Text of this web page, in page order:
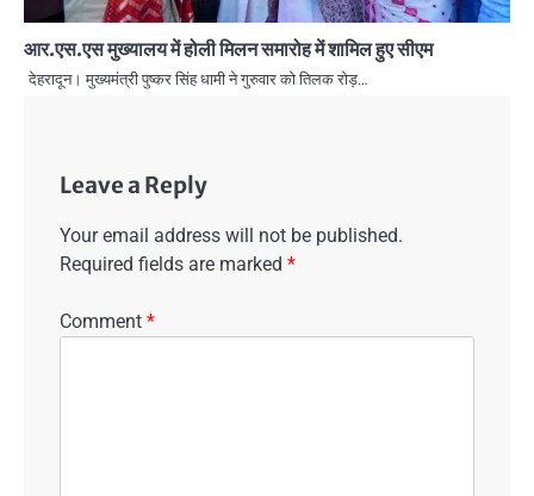
आर.एस.एस मुख्यालय में होली मिलन समारोह में शामिल हुए सीएम
देहरादून। मुख्यमंत्री पुष्कर सिंह धामी ने गुरुवार को तिलक रोड़…
Leave a Reply
Your email address will not be published.
Required fields are marked *
Comment *